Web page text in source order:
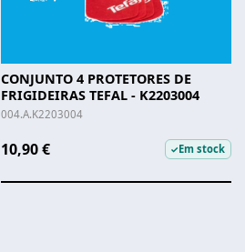
CONJUNTO 4 PROTETORES DE
FRIGIDEIRAS TEFAL - K2203004
004.A.K2203004
10,90 € ✓Em stock